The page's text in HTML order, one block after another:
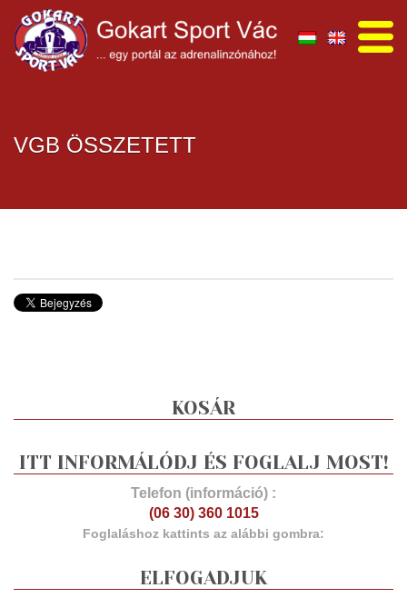
VGB ÖSSZETETT
KOSÁR
ITT INFORMÁLÓDJ ÉS FOGLALJ MOST!
Telefon (információ) :
(06 30) 360 1015
Foglaláshoz kattints az alábbi gombra:
ELFOGADJUK